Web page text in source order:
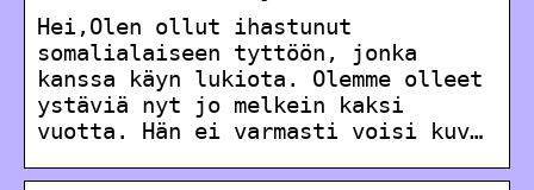
Hei,Olen ollut ihastunut
somalialaiseen tyttöön, jonka
kanssa käyn lukiota. Olemme olleet
ystäviä nyt jo melkein kaksi
vuotta. Hän ei varmasti voisi kuv…